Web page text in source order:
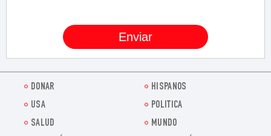
DONAR
HISPANOS
USA
POLITICA
SALUD
MUNDO